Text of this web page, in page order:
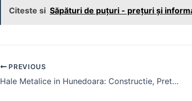
Citeste si Săpături de puțuri - prețuri și
Post
navigation
PREVIOUS
Hale Metalice in Hunedoara: Constructie, Preturi si Producatori